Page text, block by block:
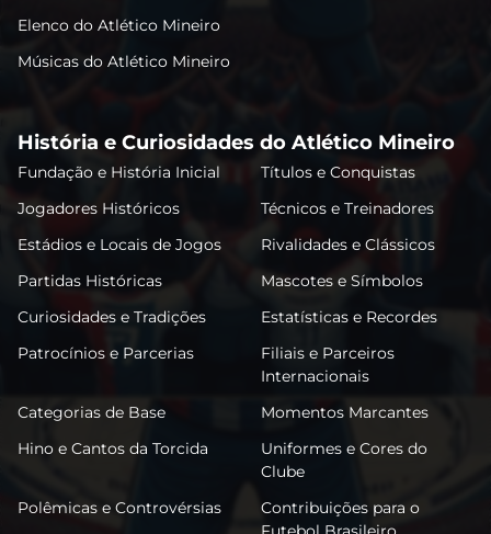
Elenco do Atlético Mineiro
Músicas do Atlético Mineiro
História e Curiosidades do Atlético Mineiro
Fundação e História Inicial
Títulos e Conquistas
Jogadores Históricos
Técnicos e Treinadores
Estádios e Locais de Jogos
Rivalidades e Clássicos
Partidas Históricas
Mascotes e Símbolos
Curiosidades e Tradições
Estatísticas e Recordes
Patrocínios e Parcerias
Filiais e Parceiros
Internacionais
Categorias de Base
Momentos Marcantes
Hino e Cantos da Torcida
Uniformes e Cores do
Clube
Polêmicas e Controvérsias
Contribuições para o